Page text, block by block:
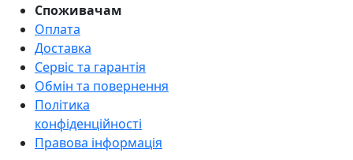
Споживачам
Оплата
Доставка
Сервіс та гарантія
Обмін та повернення
Політика
конфіденційності
Правова інформація